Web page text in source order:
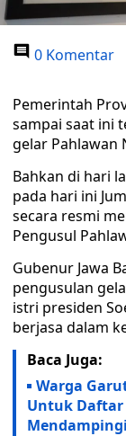
0 Komentar
Pemerintah
sampai saat ini
gelar Pahlawan
Bahkan di hari
pada hari ini
secara resmi
Pengusul
Gubenur Jawa
pengusulan
istri presiden
berjasa dalam
Baca Juga:
Warga
Untuk Daftar
Mendampingi